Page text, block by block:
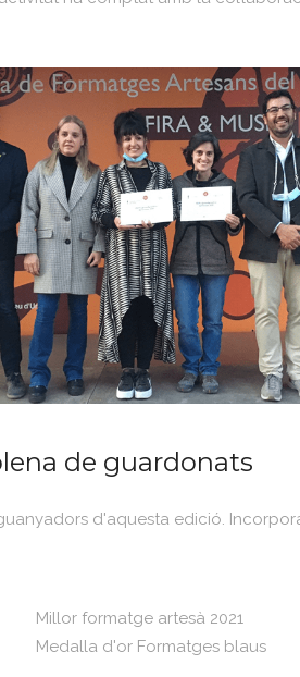
de guardonats
d'aquesta edició.
Millor formatge artesà 2021
Medalla d'or Formatges blaus